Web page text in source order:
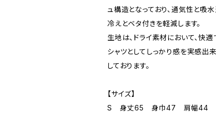
ュ構造となっており、通気性と吸
冷えとベタ付きを軽減します。
生地は、ドライ素材において、快
シャツとしてしっかり感を実感
しております。
【サイズ】
S 身丈65 身巾47 肩幅44